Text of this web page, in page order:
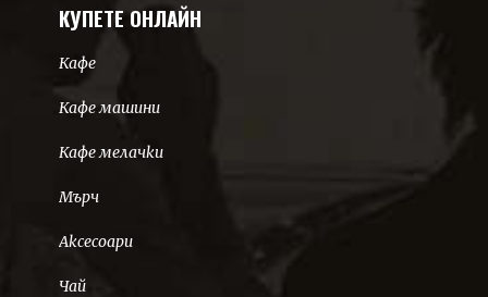
КУПЕТЕ ОНЛАЙН
Кафе
Кафе машини
Кафе мелачки
Мърч
Аксесоари
Чай